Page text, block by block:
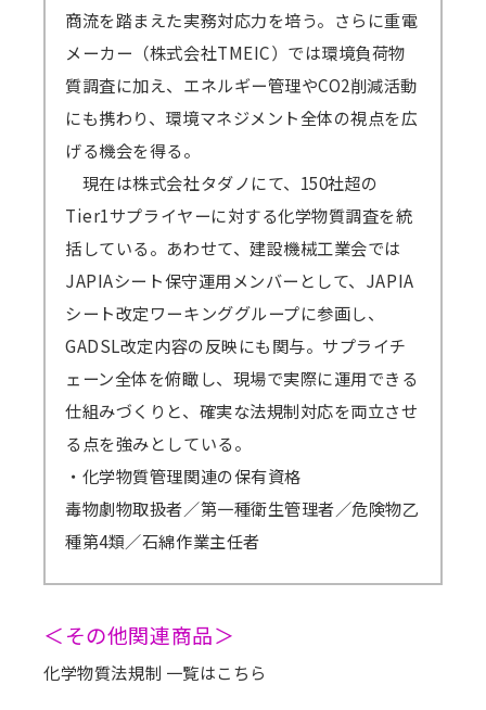
商流を踏まえた実務対応力を培う。さらに重電
メーカー（株式会社TMEIC）では環境負荷物
質調査に加え、エネルギー管理やCO2削減活動
にも携わり、環境マネジメント全体の視点を広
げる機会を得る。
現在は株式会社タダノにて、150社超の
Tier1サプライヤーに対する化学物質調査を統
括している。あわせて、建設機械工業会では
JAPIAシート保守運用メンバーとして、JAPIA
シート改定ワーキンググループに参画し、
GADSL改定内容の反映にも関与。サプライチ
ェーン全体を俯瞰し、現場で実際に運用できる
仕組みづくりと、確実な法規制対応を両立させ
る点を強みとしている。
・化学物質管理関連の保有資格
毒物劇物取扱者／第一種衛生管理者／危険物乙
種第4類／石綿作業主任者
＜その他関連商品＞
化学物質法規制 一覧はこちら